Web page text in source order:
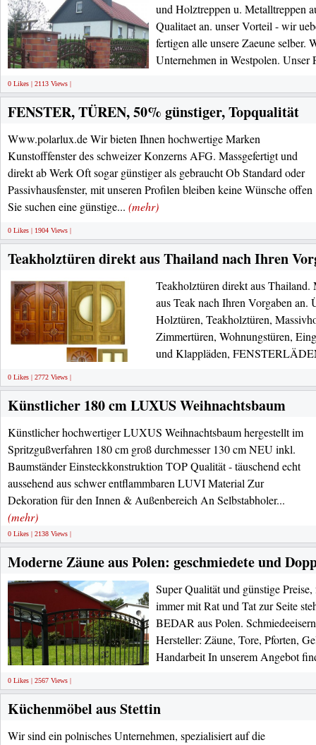
und Holztreppen u. Metalltreppen
Qualitaet an. unser Vorteil - wir
fertigen alle unsere Zaeune selber.
Unternehmen in Westpolen. Unser
0 Likes | 2113 Views |
FENSTER, TÜREN, 50% günstiger, Topqualität
Www.polarlux.de Wir bieten Ihnen hochwertige Marken
Kunstofffenster des schweizer Konzerns AFG. Massgefertigt und
direkt ab Werk Oft sogar günstiger als gebraucht Ob Standard oder
Passivhausfenster, mit unseren Profilen bleiben keine Wünsche offen
Sie suchen eine günstige... (mehr)
0 Likes | 1904 Views |
Teakholztüren direkt aus Thailand nach Ihren
Teakholztüren direkt aus
aus Teak nach Ihren Vorgaben
Holztüren, Teakholztüren,
Zimmertüren, Wohnungstüren,
und Klappläden,
0 Likes | 2772 Views |
Künstlicher 180 cm LUXUS Weihnachtsbaum
Künstlicher hochwertiger LUXUS Weihnachtsbaum hergestellt im
Spritzgußverfahren 180 cm groß durchmesser 130 cm NEU inkl.
Baumständer Einsteckkonstruktion TOP Qualität - täuschend echt
aussehend aus schwer entflammbaren LUVI Material Zur
Dekoration für den Innen & Außenbereich An Selbstabholer...
(mehr)
0 Likes | 2138 Views |
Moderne Zäune aus Polen: geschmiedete und
Super Qualität und günstige
immer mit Rat und Tat zur Seite
BEDAR aus Polen.
Hersteller: Zäune, Tore, Pforten,
Handarbeit In unserem Angebot
0 Likes | 2567 Views |
Küchenmöbel aus Stettin
Wir sind ein polnisches Unternehmen, spezialisiert auf die